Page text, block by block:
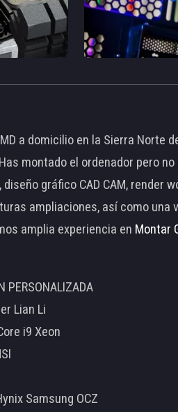
a domicilio en la Sierra
montado el ordenador pero
gráfico CAD CAM,
ampliaciones, así como
amplia experiencia en Montar
PERSONALIZADA
Lian Li
i9 Xeon
Samsung OCZ